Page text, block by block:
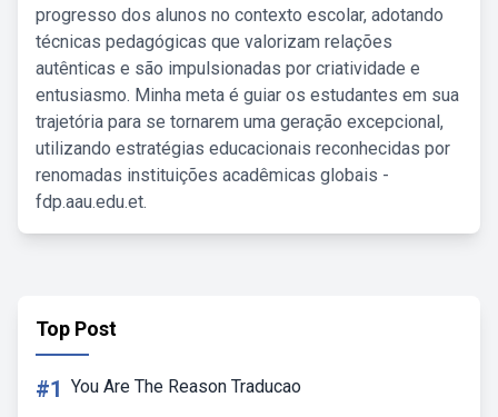
progresso dos alunos no contexto escolar, adotando
técnicas pedagógicas que valorizam relações
autênticas e são impulsionadas por criatividade e
entusiasmo. Minha meta é guiar os estudantes em sua
trajetória para se tornarem uma geração excepcional,
utilizando estratégias educacionais reconhecidas por
renomadas instituições acadêmicas globais -
fdp.aau.edu.et.
Top Post
#1 You Are The Reason Traducao